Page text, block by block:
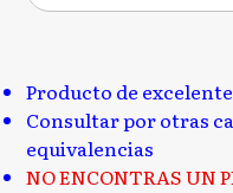
Producto de
Consultar por otras
equivalencias
NO ENCONTRAS UN